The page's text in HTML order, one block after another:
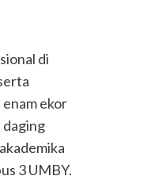
di
enam ekor
daging
3 UMBY.